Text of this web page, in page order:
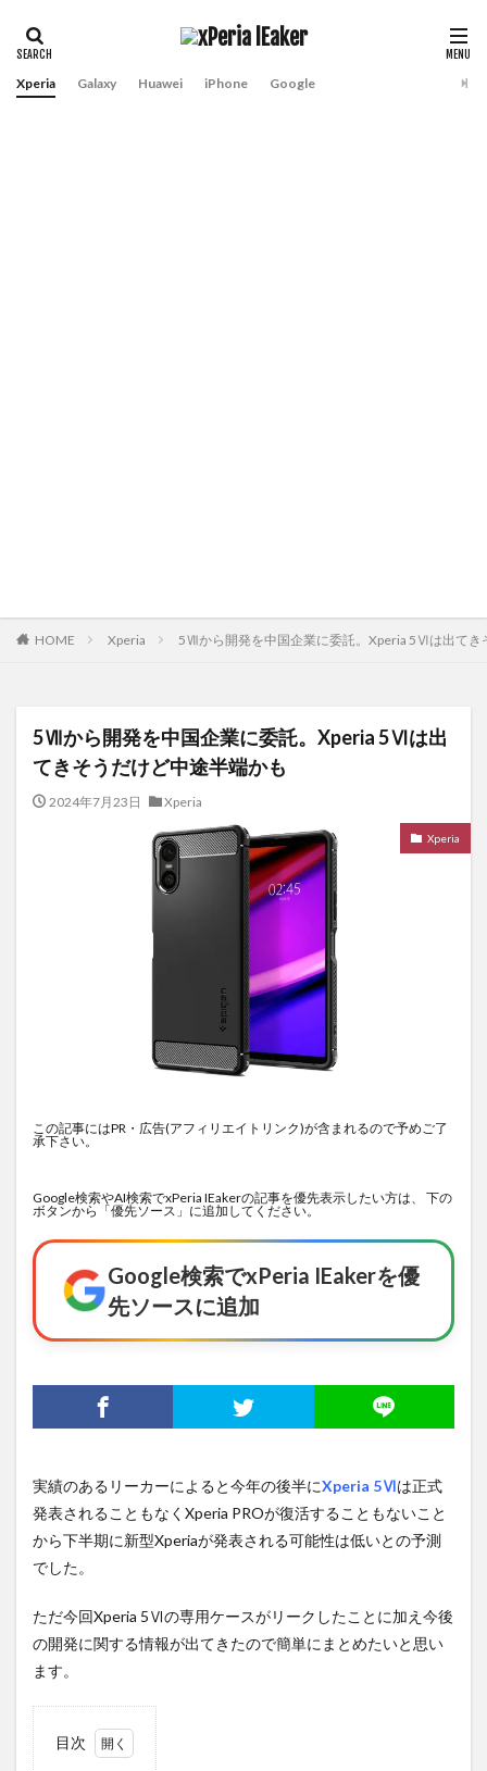
Xperia Galaxy Huawei iPhone Google
HOME Xperia 5Ⅶから開発を中国企業に委託。Xperia 5Ⅵは出てき
5Ⅶから開発を中国企業に委託。Xperia 5Ⅵは出
てきそうだけど中途半端かも
2024年7月23日 Xperia
Xperia
この記事にはPR・広告(アフィリエイトリンク)が含まれるので予めご了
承下さい。
Google検索やAI検索でxPeria IEakerの記事を優先表示したい方は、 下の
ボタンから「優先ソース」に追加してください。
Google検索でxPeria IEakerを優
先ソースに追加
実績のあるリーカーによると今年の後半にXperia 5Ⅵは正式
発表されることもなくXperia PROが復活することもないこと
から下半期に新型Xperiaが発表される可能性は低いとの予測
でした。
ただ今回Xperia 5Ⅵの専用ケースがリークしたことに加え今後
の開発に関する情報が出てきたので簡単にまとめたいと思い
ます。
目次